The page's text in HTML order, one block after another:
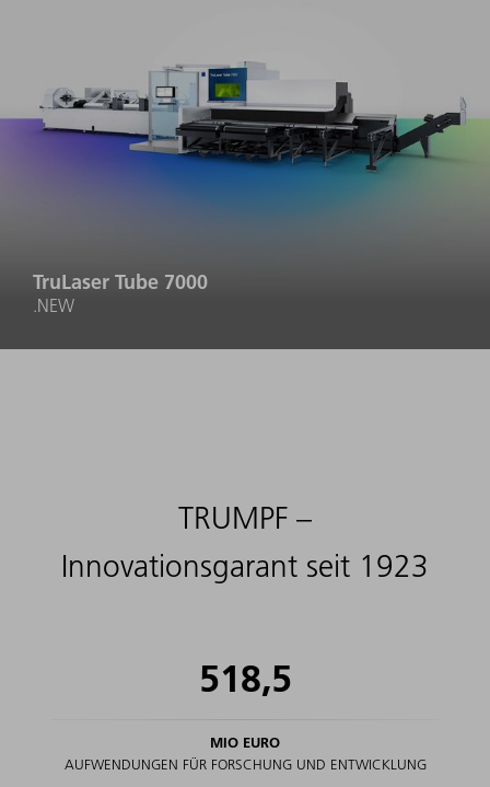
TruLaser Tube 7000
.NEW
TRUMPF –
Innovationsgarant seit 1923
518,5
MIO EURO
AUFWENDUNGEN FÜR FORSCHUNG UND ENTWICKLUNG